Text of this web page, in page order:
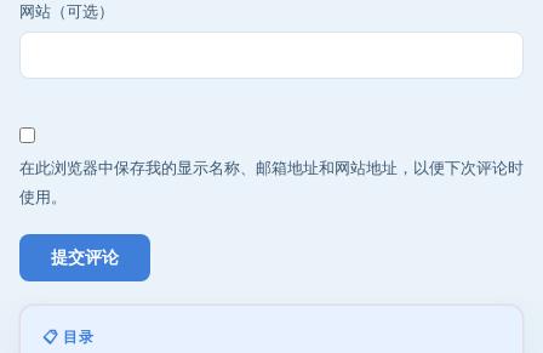
网站（可选）
在此浏览器中保存我的显示名称、邮箱地址和网站地址，以便下次评论时
使用。
📋 目录